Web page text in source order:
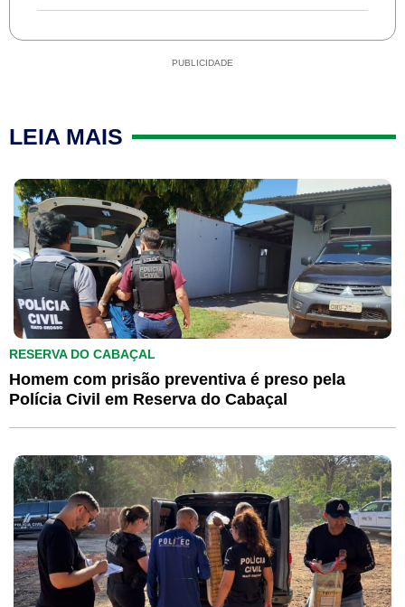
PUBLICIDADE
LEIA MAIS
RESERVA DO CABAÇAL
Homem com prisão preventiva é preso pela
Polícia Civil em Reserva do Cabaçal